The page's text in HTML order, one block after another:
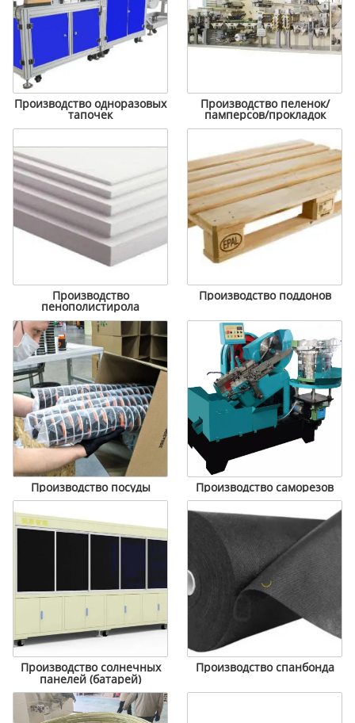
Производство одноразовых
тапочек
Производство пеленок/
памперсов/прокладок
Производство
пенополистирола
Производство поддонов
Производство посуды Производство саморезов
Производство солнечных
панелей (батарей)
Производство спанбонда